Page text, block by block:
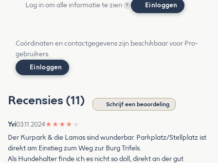
Log in om alle informatie te zien ? Einloggen
Coördinaten en contactgegevens zijn beschikbaar voor Pro-
gebruikers.
Einloggen
Recensies (11) Schrijf een beoordeling
Yvi03.11.2024★ ★ ★ ★ ★
Der Kurpark & die Lamas sind wunderbar. Parkplatz/Stellplatz ist
direkt am Einstieg zum Weg zur Burg Trifels.
Als Hundehalter finde ich es nicht so doll, direkt an der gut